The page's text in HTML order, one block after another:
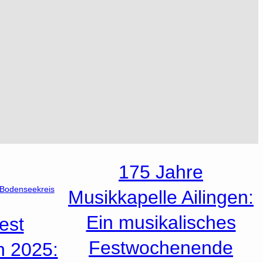
2025:
175 Jahre
Musikkapelle Ailingen:
Ein musikalisches
Festwochenende